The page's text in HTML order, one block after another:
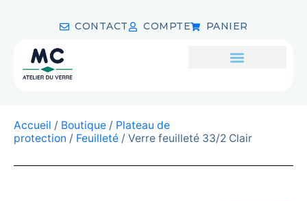
CONTACT COMPTE PANIER
Accueil / Boutique / Plateau de
protection / Feuilleté / Verre feuilleté 33/2 Clair